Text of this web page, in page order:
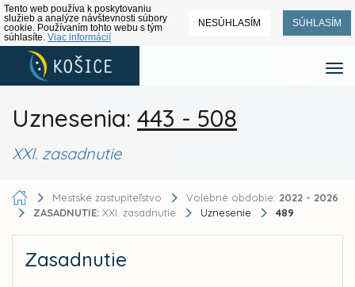
Tento web používa k poskytovaniu
služieb a analýze návštevnosti súbory
cookie. Používaním tohto webu s tým
súhlasíte. Viac informácií
NESÚHLASÍM SÚHLASÍM
Uznesenia: 443 - 508
XXI. zasadnutie
Mestské zastupiteľstvo Volebné obdobie: 2022 - 2026
ZASADNUTIE: XXI. zasadnutie Uznesenie 489
Zasadnutie